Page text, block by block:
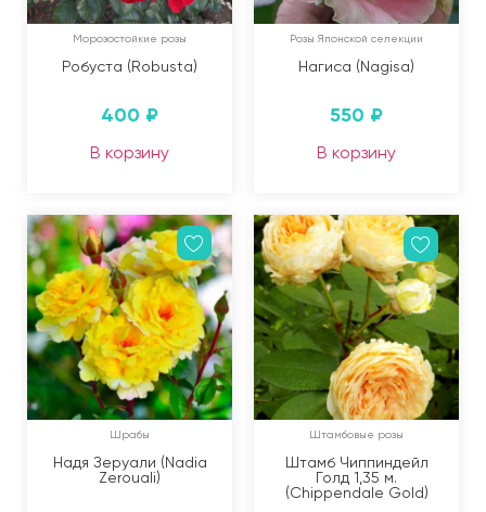
Морозостойкие розы
Робуста (Robusta)
400 ₽
В корзину
Розы Японской селекции
Нагиса (Nagisa)
550 ₽
В корзину
Шрабы
Надя Зеруали (Nadia
Zerouali)
Штамбовые розы
Штамб Чиппиндейл
Голд 1,35 м.
(Chippendale Gold)